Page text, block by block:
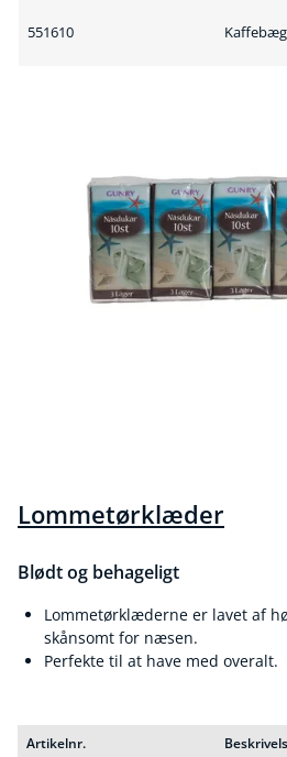
551610
Lommetørklæder
Blødt og behageligt
Lommetørklæderne er lavet af
skånsomt for næsen.
Perfekte til at have med overalt.
Artikelnr.